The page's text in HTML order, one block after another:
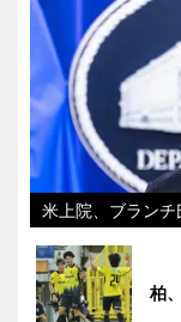
米上院、ブラン
柏